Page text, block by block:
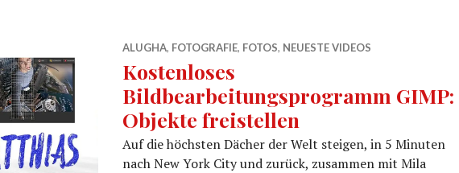
ALUGHA, FOTOGRAFIE, FOTOS, NEUESTE VIDEOS
Kostenloses
Bildbearbeitungsprogramm GIMP:
Objekte freistellen
Auf die höchsten Dächer der Welt steigen, in 5 Minuten
nach New York City und zurück, zusammen mit Mila